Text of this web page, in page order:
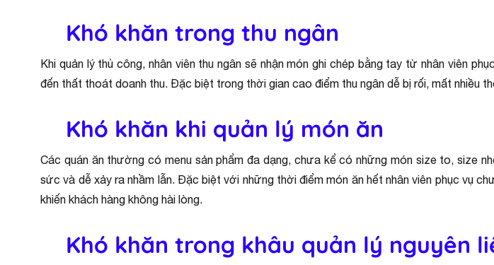
Khó khăn trong thu ngân
Khi quản lý thủ công, nhân viên thu ngân sẽ nhận món ghi chép bằng tay từ nhân viên
đến thất thoát doanh thu. Đặc biệt trong thời gian cao điểm thu ngân dễ bị rối, mất nhiều
Khó khăn khi quản lý món ăn
Các quán ăn thường có menu sản phẩm đa dạng, chưa kể có những món size to, size
sức và dễ xảy ra nhầm lẫn. Đặc biệt với những thời điểm món ăn hết nhân viên phục vụ
khiến khách hàng không hài lòng.
Khó khăn trong khâu quản lý nguyên